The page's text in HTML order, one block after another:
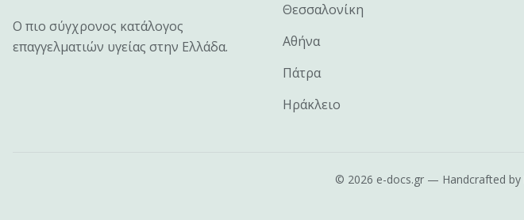
Ο πιο σύγχρονος κατάλογος
επαγγελματιών υγείας στην Ελλάδα.
Θεσσαλονίκη
Αθήνα
Πάτρα
Ηράκλειο
© 2026 e-docs.gr — Handcrafted by